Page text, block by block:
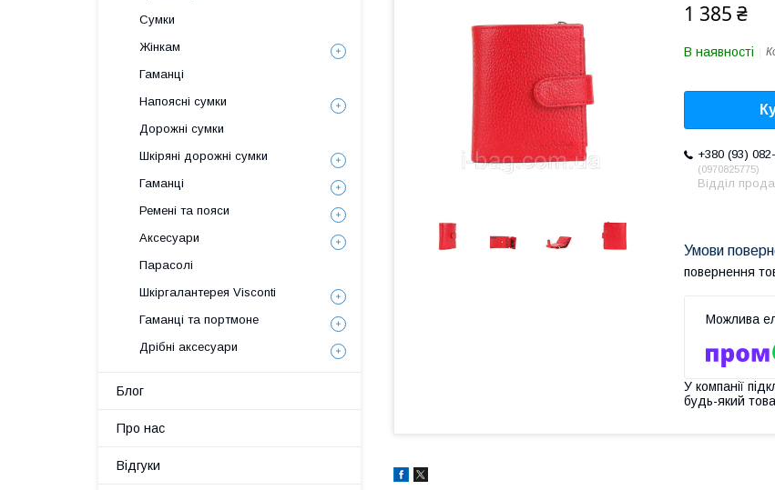
1 385 ₴
В наявності
+380 (93)
0970825775
Відділ
повернення
У компанії
будь-який
Сумки
Жінкам
Гаманці
Напоясні сумки
Дорожні сумки
Шкіряні дорожні сумки
Гаманці
Ремені та пояси
Аксесуари
Парасолі
Шкіргалантерея Visconti
Гаманці та портмоне
Дрібні аксесуари
Блог
Про нас
Відгуки